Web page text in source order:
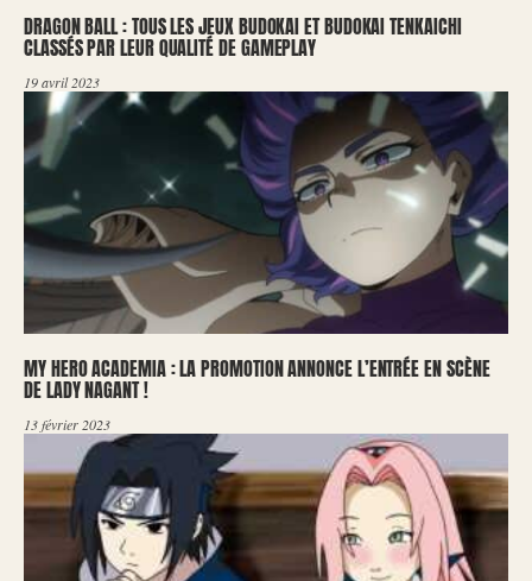
DRAGON BALL : TOUS LES JEUX BUDOKAI ET BUDOKAI TENKAICHI
CLASSÉS PAR LEUR QUALITÉ DE GAMEPLAY
19 avril 2023
MY HERO ACADEMIA : LA PROMOTION ANNONCE L’ENTRÉE EN SCÈNE
DE LADY NAGANT !
13 février 2023